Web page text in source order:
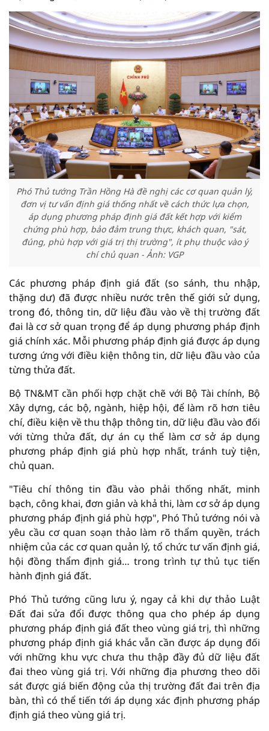
Phó Thủ tướng Trần Hồng Hà đề nghị các cơ quan quản lý,
đơn vị tư vấn định giá thống nhất về cách thức lựa chọn,
áp dụng phương pháp định giá đất kết hợp với kiểm
chứng phù hợp, bảo đảm trung thực, khách quan, "sát,
đúng, phù hợp với giá trị thị trường", ít phụ thuộc vào ý
chí chủ quan - Ảnh: VGP
Các phương pháp định giá đất (so sánh, thu nhập,
thặng dư) đã được nhiều nước trên thế giới sử dụng,
trong đó, thông tin, dữ liệu đầu vào về thị trường đất
đai là cơ sở quan trọng để áp dụng phương pháp định
giá chính xác. Mỗi phương pháp định giá được áp dụng
tương ứng với điều kiện thông tin, dữ liệu đầu vào của
từng thửa đất.
Bộ TN&MT cần phối hợp chặt chẽ với Bộ Tài chính, Bộ
Xây dựng, các bộ, ngành, hiệp hội, để làm rõ hơn tiêu
chí, điều kiện về thu thập thông tin, dữ liệu đầu vào đối
với từng thửa đất, dự án cụ thể làm cơ sở áp dụng
phương pháp định giá phù hợp nhất, tránh tuỳ tiện,
chủ quan.
"Tiêu chí thông tin đầu vào phải thống nhất, minh
bạch, công khai, đơn giản và khả thi, làm cơ sở áp dụng
phương pháp định giá phù hợp", Phó Thủ tướng nói và
yêu cầu cơ quan soạn thảo làm rõ thẩm quyền, trách
nhiệm của các cơ quan quản lý, tổ chức tư vấn định giá,
hội đồng thẩm định giá… trong trình tự thủ tục tiến
hành định giá đất.
Phó Thủ tướng cũng lưu ý, ngay cả khi dự thảo Luật
Đất đai sửa đổi được thông qua cho phép áp dụng
phương pháp định giá đất theo vùng giá trị, thì những
phương pháp định giá khác vẫn cần được áp dụng đối
với những khu vực chưa thu thập đầy đủ dữ liệu đất
đai theo vùng giá trị. Với những địa phương theo dõi
sát được giá biến động của thị trường đất đai trên địa
bàn, thì có thể tiến tới áp dụng xác định phương pháp
định giá theo vùng giá trị.